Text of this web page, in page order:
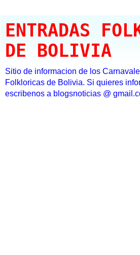
ENTRADAS
DE BOLIVIA
Sitio de informacion de los
Folkloricas de Bolivia. Si quieres
escribenos a blogsnoticias @